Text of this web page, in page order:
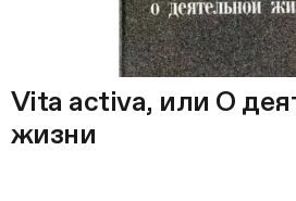
Vita activa, или О
жизни